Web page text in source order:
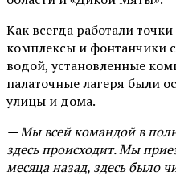
Как всегда работали
комплексы и фонтанчики
водой, установленные
палаточные лагеря были
улицы и дома.
— Мы всей командой в
здесь происходит. Мы
месяца назад, здесь было